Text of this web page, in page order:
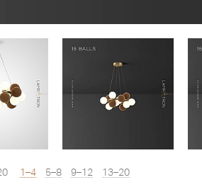
1–4 5–8 9–12 13–20